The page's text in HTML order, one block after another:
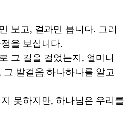
보고, 결과만 봅니다. 그러
을 보십니다.
그 길을 걸었는지, 얼마나
그 발걸음 하나하나를 알고
못하지만, 하나님은 우리를